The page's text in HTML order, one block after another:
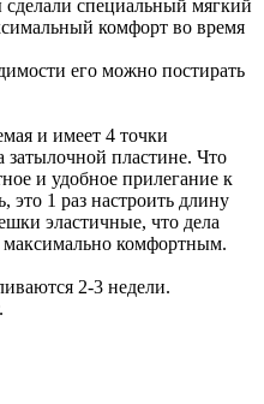
специальный мягкий
комфорт во время
его можно постирать
и имеет 4 точки
затылочной пластине. Что
и удобное прилегание к
это 1 раз настроить длину
эластичные, что дела
максимально комфортным.
2-3 недели.